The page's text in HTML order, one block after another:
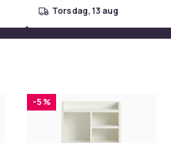
mäter cirka
103x53x 6cm
torsdag, 13 aug
-5 %